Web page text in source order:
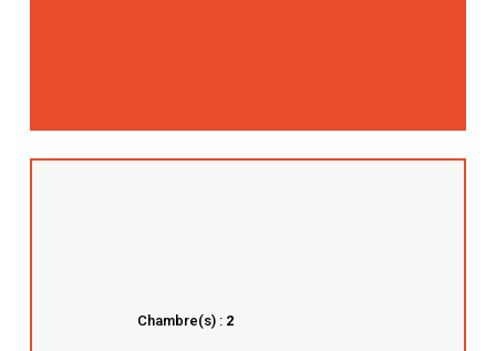
Chambre(s) : 2